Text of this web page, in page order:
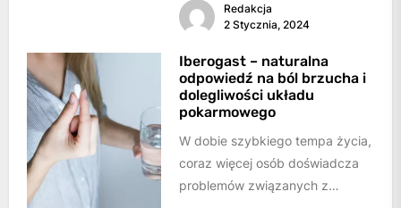
odpowiedzią na Twoje modowe
modlitwy.Zanim...
Redakcja
2 Stycznia, 2024
Iberogast – naturalna
odpowiedź na ból brzucha i
dolegliwości układu
pokarmowego
W dobie szybkiego tempa życia,
coraz więcej osób doświadcza
problemów związanych z